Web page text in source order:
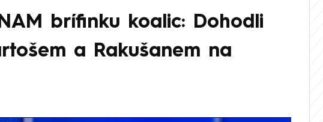
brífinku koalic: Dohodli
a Rakušanem na